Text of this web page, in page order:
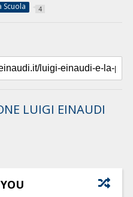
Scuola 4
LUIGI EINAUDI